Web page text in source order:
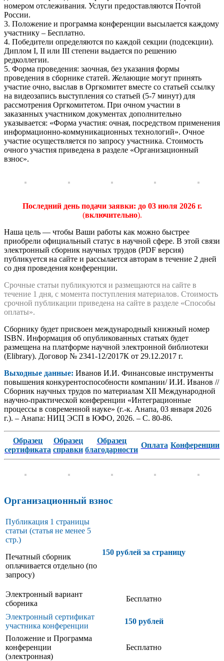
номером отслеживания. Услуги предоставляются Почтой
России.
3. Положение и программа конференции высылается каждому
участнику – Бесплатно.
4. Победители определяются по каждой секции (подсекции).
Диплом I, II или III степени выдается по решению
редколлегии.
5. Форма проведения: заочная, без указания формы
проведения в сборнике статей. Желающие могут принять
участие очно, выслав в Оргкомитет вместе со статьей ссылку
на видеозапись выступления со статьей (5-7 минут) для
рассмотрения Оргкомитетом. При очном участии в
заказанных участником документах дополнительно
указывается: «Форма участия: очная, посредством применения
информационно-коммуникационных технологий». Очное
участие осуществляется по запросу участника. Стоимость
очного участия приведена в разделе «Организационный
взнос».
Последний день подачи заявки: до 03 июля 2026 г.
(включительно).
Наша цель — чтобы Ваши работы как можно быстрее
приобрели официальный статус в научной сфере. В этой связи
электронный сборник научных трудов (PDF версия)
публикуется на сайте и рассылается авторам в течение 2 дней
со дня проведения конференции.
Срочные статьи публикуются и размещаются на сайте в
течение 1 дня, с момента поступления материалов. Стоимость
срочной публикации приведена на сайте в разделе «Способы
оплаты».
Сборнику будет присвоен международный книжный номер
ISBN. Информация об опубликованных статьях будет
размещена на платформе научной электронной библиотеки
(Elibrary). Договор № 2341-12/2017К от 29.12.2017 г.
Выходные данные: Иванов И.И. Финансовые инструменты
повышения конкурентоспособности компании/ И.И. Иванов //
Сборник научных трудов по материалам XII Международной
научно-практической конференции «Интеграционные
процессы в современной науке» (г.-к. Анапа, 03 января 2026
г.). – Анапа: НИЦ ЭСП в ЮФО, 2026. – С. 80-86.
Образец
сертификата
Образец
справки
Образец
благодарности
Оплата Конференции
Организационный взнос
Публикация 1 страницы
статьи (статья не менее 5
стр.)
Печатный сборник
оплачивается отдельно (по
запросу)
150 рублей за страницу
Электронный вариант
сборника
Бесплатно
Электронный сертификат
участника конференции
150 рублей
Положение и Программа
конференции
(электронная)
Бесплатно